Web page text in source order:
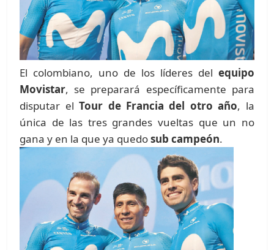
El colombiano, uno de los líderes del equipo
Movistar, se preparará específicamente para
disputar elTour de Francia del otro año, la
única de las tres grandes vueltas que un no
gana y en la que ya quedosub campeón.